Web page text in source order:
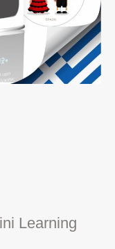
Learning